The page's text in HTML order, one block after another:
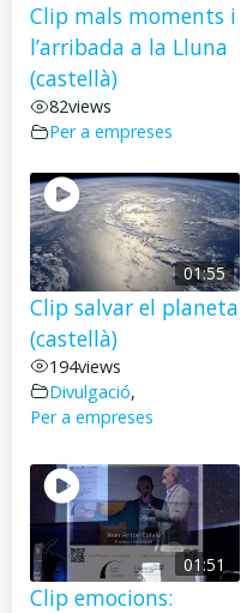
Clip mals moments i
l’arribada a la Lluna
(castellà)
82views
Per a empreses
01:55
Clip salvar el planeta
(castellà)
194views
Divulgació,
Per a empreses
01:51
Clip emocions: